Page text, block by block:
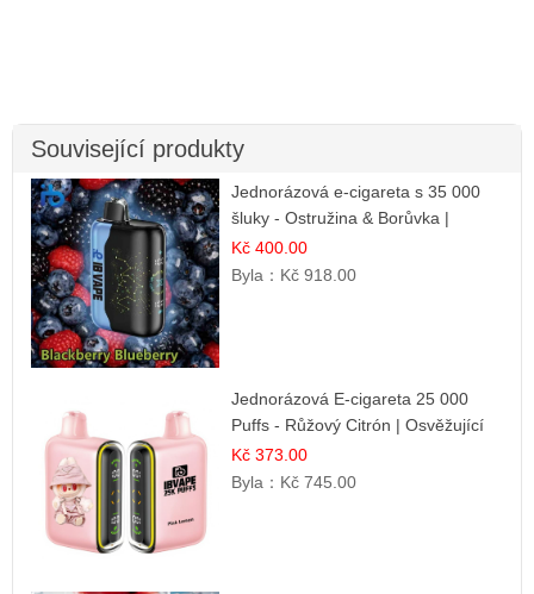
Související produkty
Jednorázová e-cigareta s 35 000
šluky - Ostružina & Borůvka |
Intenzivní lesní směs
Kč 400.00
Byla： Kč 918.00
Jednorázová E-cigareta 25 000
Puffs - Růžový Citrón | Osvěžující
citrusová příchuť
Kč 373.00
Byla： Kč 745.00